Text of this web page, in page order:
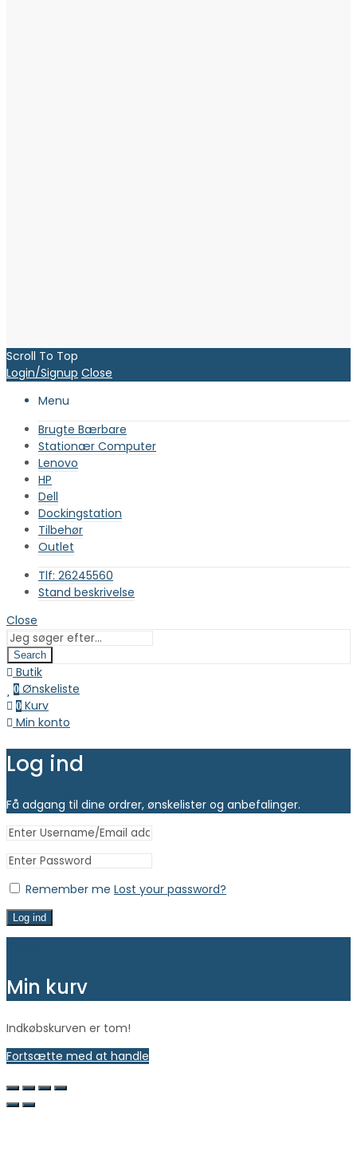
Scroll To Top
Login/Signup Close
Menu
Brugte Bærbare
Stationær Computer
Lenovo
HP
Dell
Dockingstation
Tilbehør
Outlet
Tlf: 26245560
Stand beskrivelse
Close
Search
Butik
0 Ønskeliste
0 Kurv
Min konto
Log ind
Få adgang til dine ordrer, ønskelister og anbefalinger.
Remember me Lost your password?
Log ind
Min kurv
Indkøbskurven er tom!
Fortsætte med at handle